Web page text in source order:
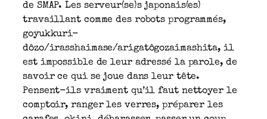
de SMAP. Les serveur(se)s japonais(es)
travaillant comme des robots programmés,
goyukkuri-
dôzo/irasshaimase/arigatôgozaimashita, il
est impossible de leur adressé la parole, de
savoir ce qui se joue dans leur tête.
Pensent-ils vraiment qu’il faut nettoyer le
comptoir, ranger les verres, préparer les